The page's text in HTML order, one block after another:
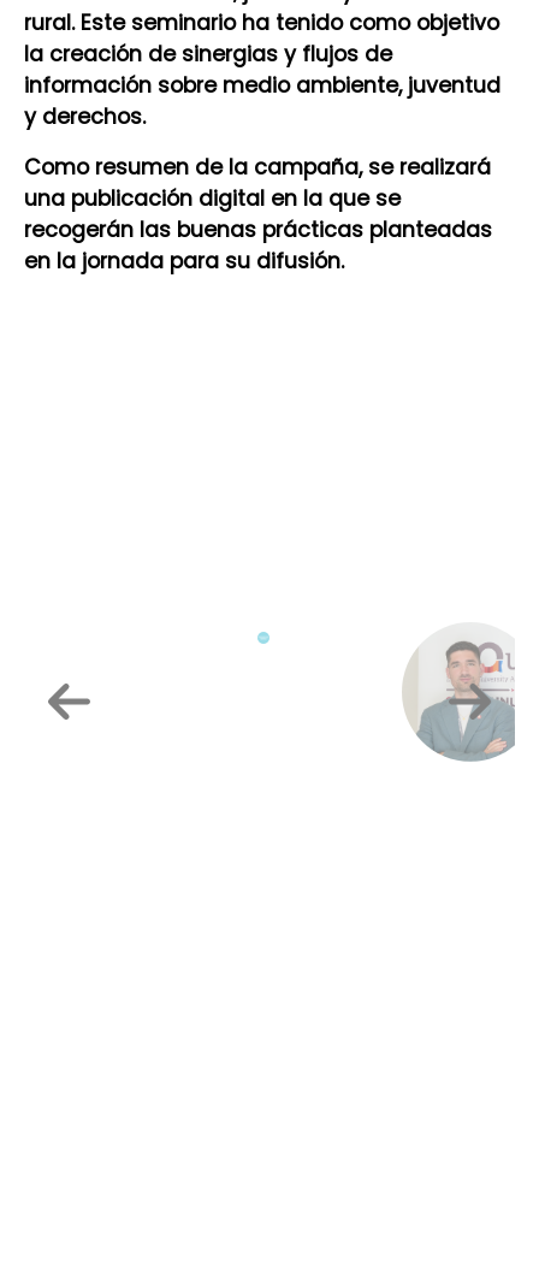
rural. Este seminario ha tenido como objetivo
la creación de sinergias y flujos de
información sobre medio ambiente, juventud
y derechos.
Como resumen de la campaña, se realizará
una publicación digital en la que se
recogerán las buenas prácticas planteadas
en la jornada para su difusión.